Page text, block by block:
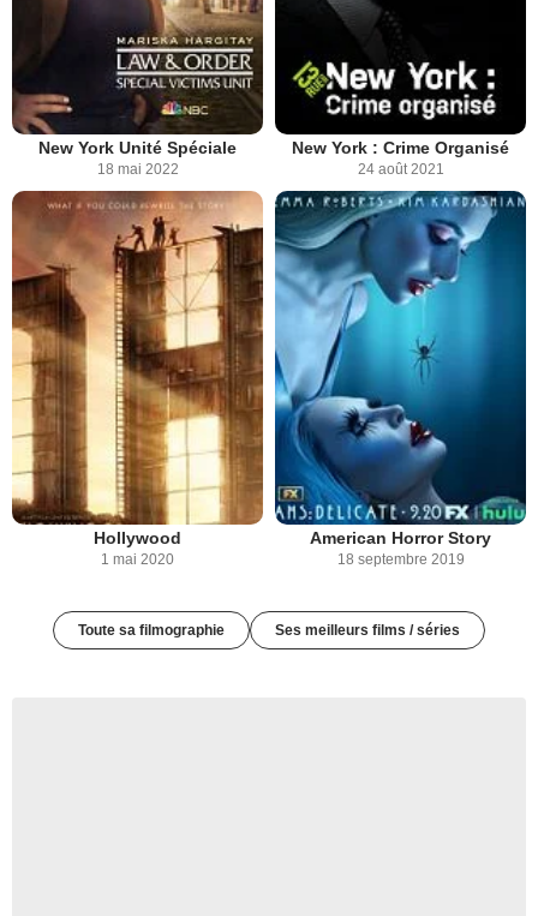
New York Unité Spéciale
18 mai 2022
New York : Crime Organisé
24 août 2021
Hollywood
1 mai 2020
American Horror Story
18 septembre 2019
Toute sa filmographie Ses meilleurs films / séries